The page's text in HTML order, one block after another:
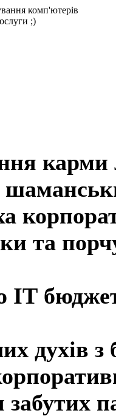
;)
та
ІТ
духів з
забутих